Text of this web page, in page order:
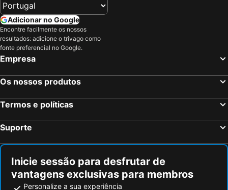
Adicionar no Google
Encontre facilmente os nossos
resultados: adicione o trivago como
fonte preferencial no Google.
Empresa
Os nossos produtos
Termos e políticas
Suporte
Inicie sessão para desfrutar de
vantagens exclusivas para membros
Personalize a sua experiência